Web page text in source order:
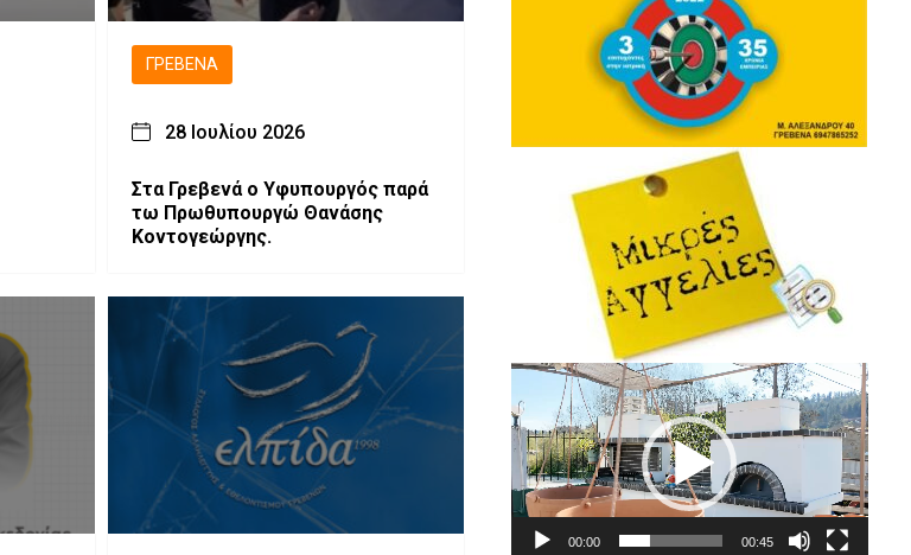
ΓΡΕΒΕΝΆ
28 Ιουλίου 2026
Στα Γρεβενά ο Υφυπουργός παρά
τω Πρωθυπουργώ Θανάσης
Κοντογεώργης.
Πρόγραμμα
Αναπαραγωγής
Βίντεο
00:00 00:45